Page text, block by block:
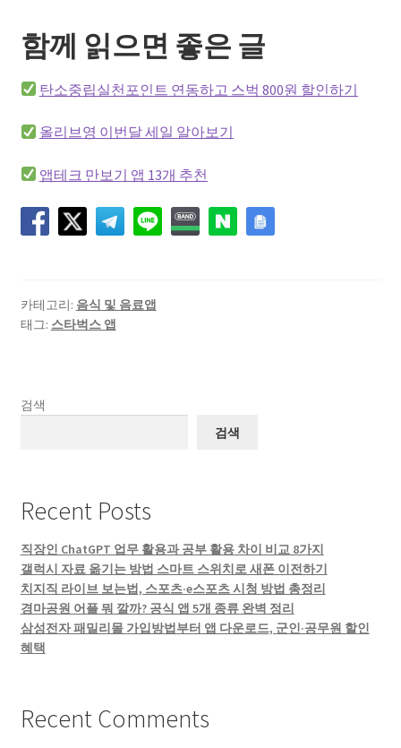
함께 읽으면 좋은 글
탄소중립실천포인트 연동하고 스벅 800원 할인하기
올리브영 이번달 세일 알아보기
앱테크 만보기 앱 13개 추천
카테고리: 음식 및 음료앱
태그: 스타벅스 앱
검색
검색
Recent Posts
직장인 ChatGPT 업무 활용과 공부 활용 차이 비교 8가지
갤럭시 자료 옮기는 방법 스마트 스위치로 새폰 이전하기
치지직 라이브 보는법, 스포츠·e스포츠 시청 방법 총정리
경마공원 어플 뭐 깔까? 공식 앱 5개 종류 완벽 정리
삼성전자 패밀리몰 가입방법부터 앱 다운로드, 군인·공무원 할인
혜택
Recent Comments